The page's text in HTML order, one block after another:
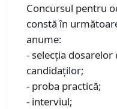
Concursul pentru
constă în
anume:
- selecţia dosarelor
candidaţilor;
- proba practică;
- interviul;